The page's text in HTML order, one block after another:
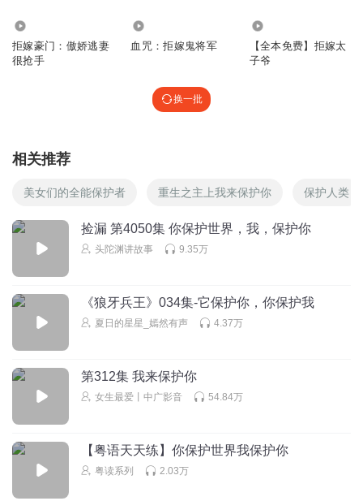
拒嫁豪门：傲娇逃妻
很抢手
血咒：拒嫁鬼将军
【全本免费】拒嫁太
子爷
换一批
相关推荐
美女们的全能保护者 重生之主上我来保护你 保护人类
捡漏 第4050集 你保护世界，我，保护你
头陀渊讲故事 9.35万
《狼牙兵王》034集-它保护你，你保护我
夏日的星星_嫣然有声 4.37万
第312集 我来保护你
女生最爱丨中广影音 54.84万
【粤语天天练】你保护世界我保护你
粤读系列 2.03万